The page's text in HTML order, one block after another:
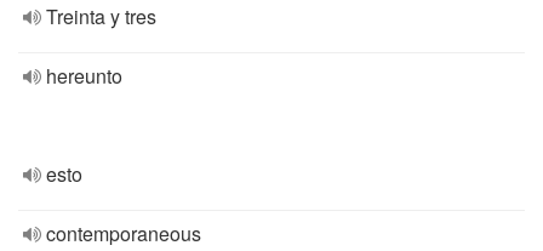
Treinta y tres
hereunto
esto
contemporaneous